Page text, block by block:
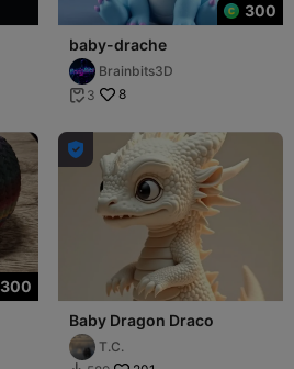
300
baby-drache
Brainbits3D
 3 8
300

Baby Dragon Draco
T.C.